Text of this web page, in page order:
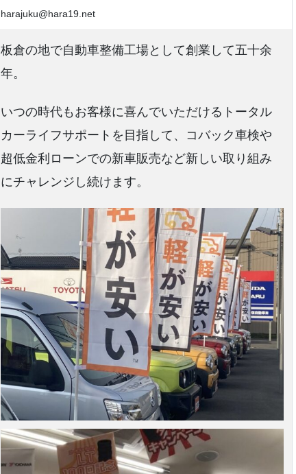
harajuku@hara19.net
板倉の地で自動車整備工場として創業して五十余
年。
いつの時代もお客様に喜んでいただけるトータル
カーライフサポートを目指して、コバック車検や
超低金利ローンでの新車販売など新しい取り組み
にチャレンジし続けます。